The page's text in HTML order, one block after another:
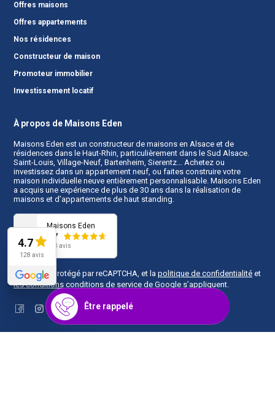
Offres maisons
Offres appartements
Nos résidences
Constructeur de maison
Promoteur immobilier
Investissement locatif
À propos de Maisons Eden
Maisons Eden est un constructeur de maisons en Alsace et de
résidences dans le Haut-Rhin, particulièrement dans le Sud Alsace.
Saint-Louis, Village-Neuf, Bartenheim, Sierentz… Achetez ou
investissez dans un appartement neuf, ou faites construire votre
maison individuelle neuve entièrement personnalisable. Maisons Eden
a acquis une expérience de plus de 30 ans dans la réalisation de
maisons et d’appartements de haut standing.
Maisons Eden
4.7
128 avis
Ce site est protégé par reCAPTCHA, et la politique de confidentialité et
les conditions conditions de service de Google s’appliquent.
FacebookInstagram
Être rappelé
4.7
128 avis